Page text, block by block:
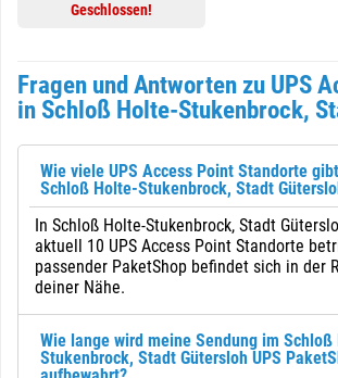
Geschlossen!
Fragen und Antworten zu UPS
in Schloß Holte-Stukenbrock,
Wie viele UPS Access Point Standorte
Schloß Holte-Stukenbrock, Stadt
In Schloß Holte-Stukenbrock, Stadt
aktuell 10 UPS Access Point Standorte
passender PaketShop befindet sich in der
deiner Nähe.
Wie lange wird meine Sendung im Schloß
Stukenbrock, Stadt Gütersloh UPS